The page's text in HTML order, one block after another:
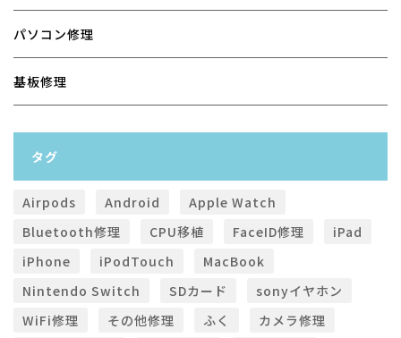
パソコン修理
基板修理
タグ
Airpods Android
Apple Watch
Bluetooth修理
CPU移植 FaceID修理
iPad
iPhone
iPodTouch
MacBook
Nintendo Switch
SDカード
sonyイヤホン
WiFi修理
その他修理 ふく
カメラ修理